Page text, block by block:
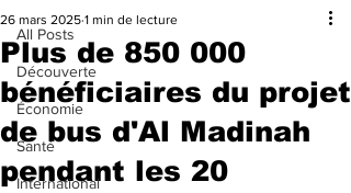
All Posts
Découverte
Économie
Santé
International
Plus de 850 000
bénéficiaires du projet
de bus d'Al Madinah
pendant les 20
26 mars 2025 1 min de lecture